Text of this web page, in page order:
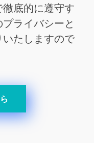
底的に遵守す
ライバシーと
たしますので